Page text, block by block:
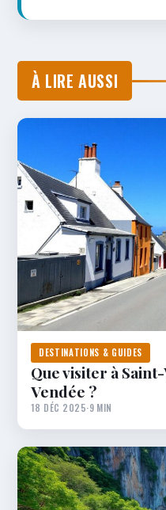
À LIRE AUSSI
DESTINATIONS & GUIDES
Que visiter à
Vendée ?
18 DÉC 2025·9 MIN